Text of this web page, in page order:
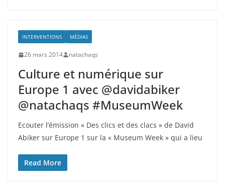
INTERVENTIONS MÉDIAS
26 mars 2014 natachaqs
Culture et numérique sur
Europe 1 avec @davidabiker
@natachaqs #MuseumWeek
Ecouter l’émission « Des clics et des clacs » de David
Abiker sur Europe 1 sur la « Museum Week » qui a lieu
Read More